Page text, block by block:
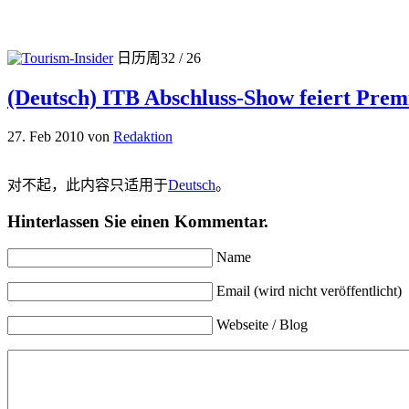
日历周32 / 26
(Deutsch) ITB Abschluss-Show feiert
27. Feb 2010 von Redaktion
对不起，此内容只适用于Deutsch。
Hinterlassen Sie einen Kommentar.
Name
Email (wird nicht veröffentlicht)
Webseite / Blog